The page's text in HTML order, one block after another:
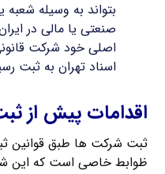
بتواند به وسیله شعبه
صنعتی یا مالی در
اصلی خود شرکت
اسناد تهران به ثبت
اقدامات پیش از
ثبت شرکت ها طبق قوانین
ظوابط خاصی است که این